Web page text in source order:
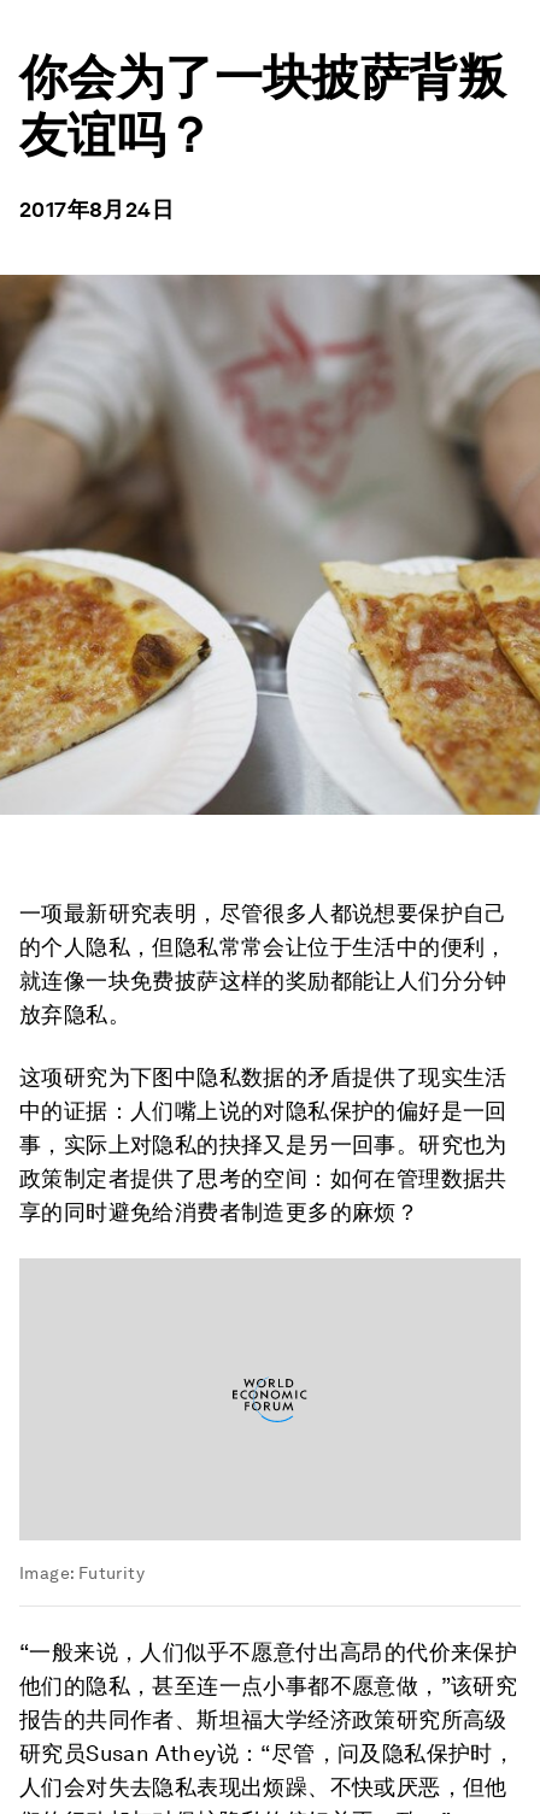
你会为了一块披萨背叛
友谊吗？
2017年8月24日
一项最新研究表明，尽管很多人都说想要保护自己
的个人隐私，但隐私常常会让位于生活中的便利，
就连像一块免费披萨这样的奖励都能让人们分分钟
放弃隐私。
这项研究为下图中隐私数据的矛盾提供了现实生活
中的证据：人们嘴上说的对隐私保护的偏好是一回
事，实际上对隐私的抉择又是另一回事。研究也为
政策制定者提供了思考的空间：如何在管理数据共
享的同时避免给消费者制造更多的麻烦？
Image: Futurity
“一般来说，人们似乎不愿意付出高昂的代价来保护
他们的隐私，甚至连一点小事都不愿意做，”该研究
报告的共同作者、斯坦福大学经济政策研究所高级
研究员Susan Athey说：“尽管，问及隐私保护时，
人们会对失去隐私表现出烦躁、不快或厌恶，但他